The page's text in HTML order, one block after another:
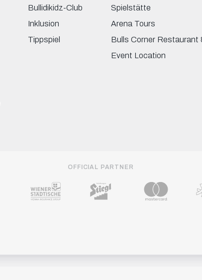
Bullidikidz-Club
Inklusion
Tippspiel
Spielstätte
Arena Tours
Bulls Corner Restaurant
Event Location
OFFICIAL PARTNER